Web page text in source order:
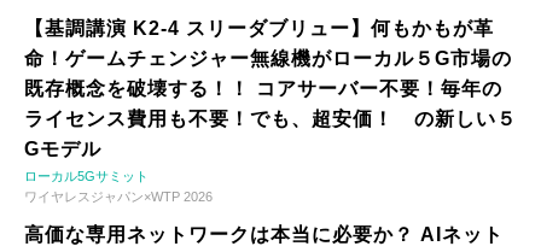
【基調講演 K2-4 スリーダブリュー】何もかもが革
命！ゲームチェンジャー無線機がローカル５G市場の
既存概念を破壊する！！ コアサーバー不要！毎年の
ライセンス費用も不要！でも、超安価！ の新しい５
Gモデル
ローカル5Gサミット
ワイヤレスジャパン×WTP 2026
高価な専用ネットワークは本当に必要か？ AIネット